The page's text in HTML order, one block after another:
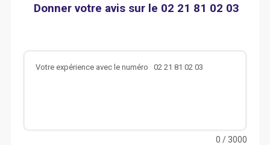
Donner votre avis sur le 02 21 81 02 03
0 / 3000